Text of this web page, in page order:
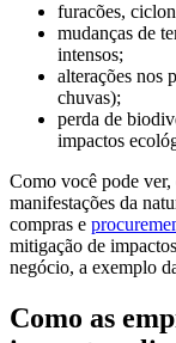
furacões,
mudanças de
intensos;
alterações nos
chuvas);
perda de
impactos
Como você pode
manifestações da
compras e
mitigação de
negócio, a exemplo
Como as